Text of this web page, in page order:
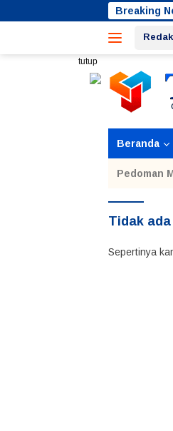
ke
Breaking
tutup
Beranda
Pedoman
Tidak
Sepertinya